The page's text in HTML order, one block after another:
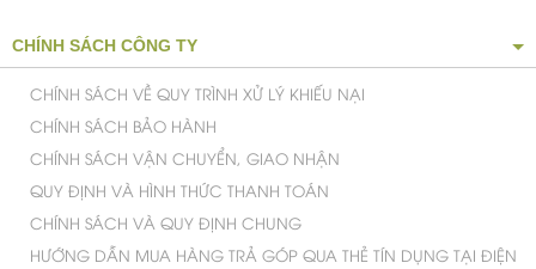
CHÍNH SÁCH CÔNG TY
CHÍNH SÁCH VỀ QUY TRÌNH XỬ LÝ KHIẾU NẠI
CHÍNH SÁCH BẢO HÀNH
CHÍNH SÁCH VẬN CHUYỂN, GIAO NHẬN
QUY ĐỊNH VÀ HÌNH THỨC THANH TOÁN
CHÍNH SÁCH VÀ QUY ĐỊNH CHUNG
HƯỚNG DẪN MUA HÀNG TRẢ GÓP QUA THẺ TÍN DỤNG TẠI ĐIỆN